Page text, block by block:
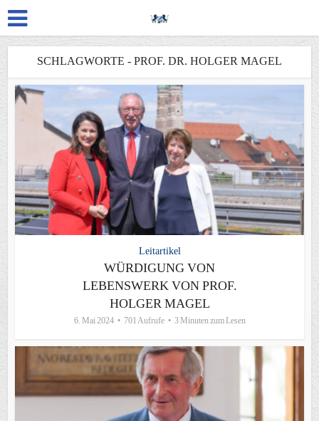
SCHLAGWORTE - PROF. DR. HOLGER MAGEL
Leitartikel
WÜRDIGUNG VON
LEBENSWERK VON PROF.
HOLGER MAGEL
6. Mai 2024 701 Aufrufe 3 Minuten zum Lesen